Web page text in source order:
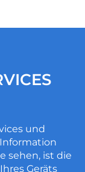
und
sehen, ist die
Geräts